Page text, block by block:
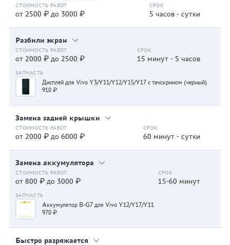
от 2500 ₽ до 3000 ₽ 5 часов - сутки
Разбили экран
от 2000 ₽ до 2500 ₽ 15 минут - 5 часов
Дисплей для Vivo Y3/Y11/Y12/Y15/Y17 с тачскрином (черный)
910 ₽
Замена задней крышки
от 2000 ₽ до 6000 ₽ 60 минут - сутки
Замена аккумулятора
от 800 ₽ до 3000 ₽ 15-60 минут
Аккумулятор B-G7 для Vivo Y12/Y17/Y11
970 ₽
Быстро разряжается